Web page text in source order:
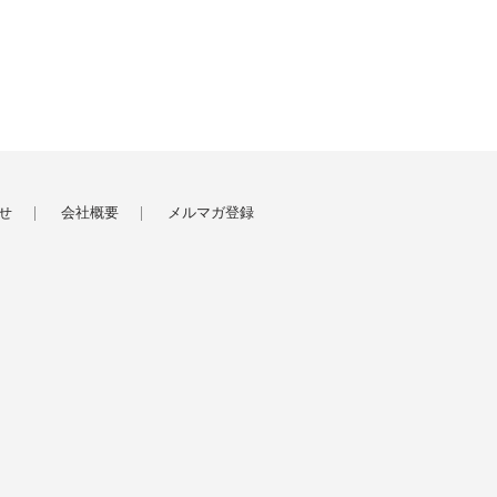
会社概要 メルマガ登録